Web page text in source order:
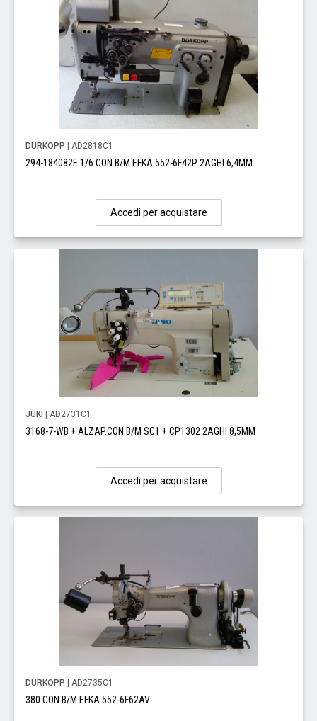
DURKOPP | AD2818C1
294-184082E 1/6 CON B/M EFKA 552-6F42P 2AGHI 6,4MM
Accedi per acquistare
JUKI | AD2731C1
3168-7-WB + ALZAP.CON B/M SC1 + CP1302 2AGHI 8,5MM
Accedi per acquistare
DURKOPP | AD2735C1
380 CON B/M EFKA 552-6F62AV